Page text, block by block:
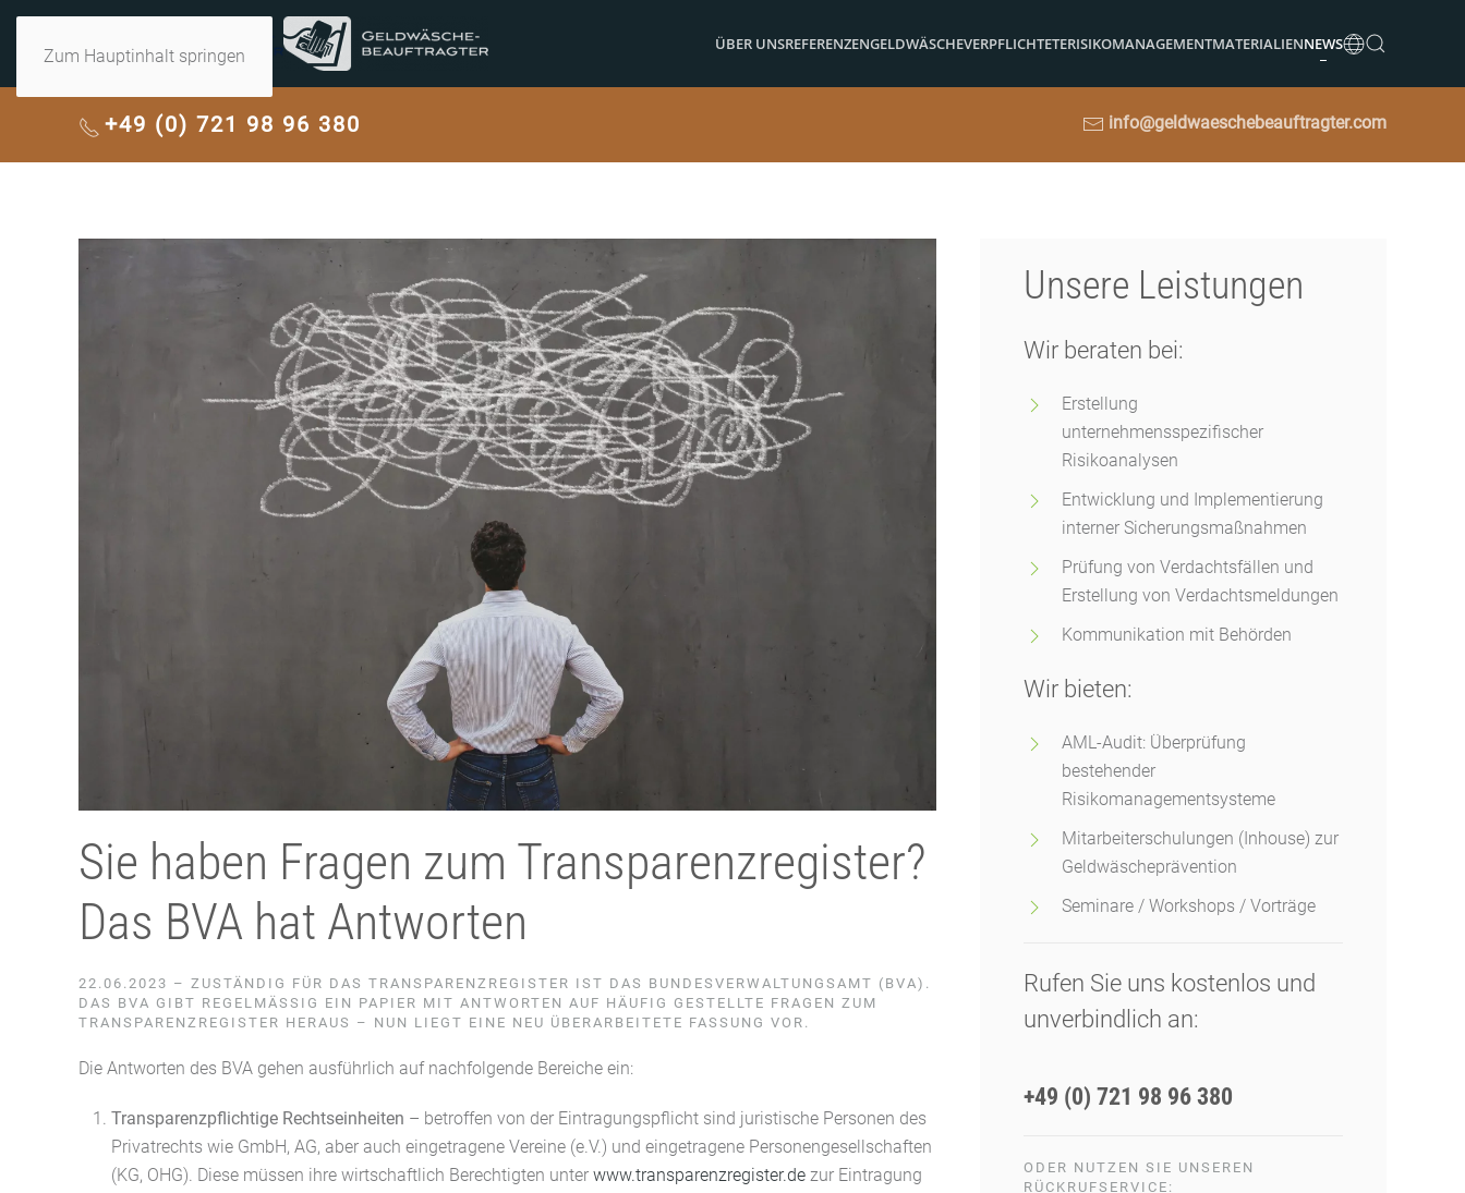
Zum Hauptinhalt springen
ÜBER UNSREFERENZENGELDWÄSCHEVERPFLICHTETERISIKOMANAGEMENTMATERIALIENNEWS
+49 (0) 721 98 96 380 info@geldwaeschebeauftragter.com
Sie haben Fragen zum Transparenzregister?
Das BVA hat Antworten
22.06.2023 – ZUSTÄNDIG FÜR DAS TRANSPARENZREGISTER IST DAS BUNDESVERWALTUNGSAMT (BVA).
DAS BVA GIBT REGELMÄSSIG EIN PAPIER MIT ANTWORTEN AUF HÄUFIG GESTELLTE FRAGEN ZUM T
RANSPARENZREGISTER HERAUS – NUN LIEGT EINE NEU ÜBERARBEITETE FASSUNG VOR.
Die Antworten des BVA gehen ausführlich auf nachfolgende Bereiche ein:
Transparenzpflichtige Rechtseinheiten – betroffen von der Eintragungspflicht sind juristische Personen des
Privatrechts wie GmbH, AG, aber auch eingetragene Vereine (e.V.) und eingetragene Personengesellschaften
(KG, OHG). Diese müssen ihre wirtschaftlich Berechtigten unter www.transparenzregister.de zur Eintragung
Unsere Leistungen
Wir beraten bei:
Erstellung
unternehmensspezifischer
Risikoanalysen
Entwicklung und Implementierung
interner Sicherungsmaßnahmen
Prüfung von Verdachtsfällen und
Erstellung von Verdachtsmeldungen
Kommunikation mit Behörden
Wir bieten:
AML-Audit: Überprüfung
bestehender
Risikomanagementsysteme
Mitarbeiterschulungen (Inhouse) zur
Geldwäscheprävention
Seminare / Workshops / Vorträge
Rufen Sie uns kostenlos und
unverbindlich an:
+49 (0) 721 98 96 380
ODER NUTZEN SIE UNSEREN
RÜCKRUFSERVICE: